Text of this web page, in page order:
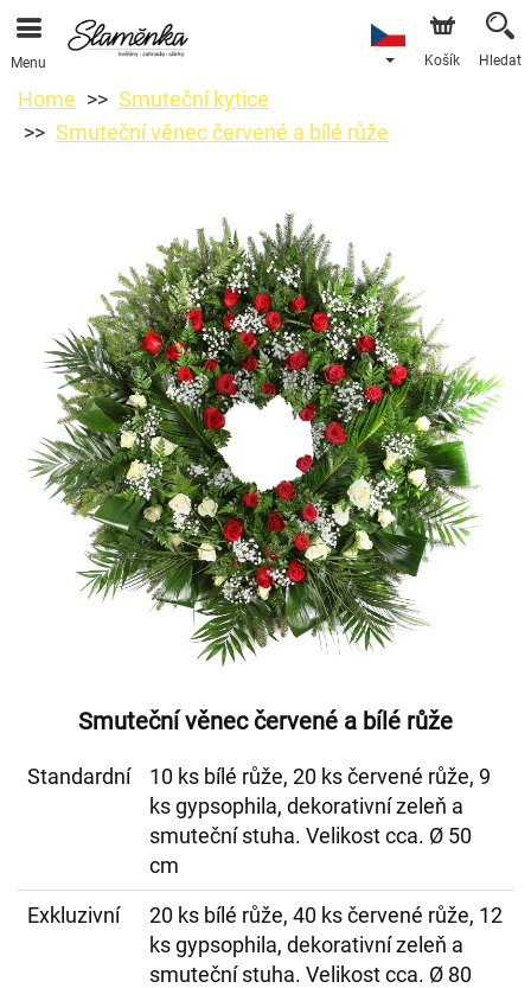
Menu Košík Hledat
Home
Smuteční kytice
Smuteční věnec červené a bílé růže
Smuteční věnec červené a bílé růže
Standardní
10 ks bílé růže, 20 ks červené růže, 9
ks gypsophila, dekorativní zeleň a
smuteční stuha. Velikost cca. Ø 50
cm
Exkluzivní
20 ks bílé růže, 40 ks červené růže, 12
ks gypsophila, dekorativní zeleň a
smuteční stuha. Velikost cca. Ø 80